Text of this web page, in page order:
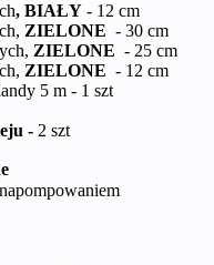
, BIAŁY - 12 cm
ZIELONE - 30 cm
ZIELONE - 25 cm
ZIELONE - 12 cm
5 m - 1 szt
- 2 szt